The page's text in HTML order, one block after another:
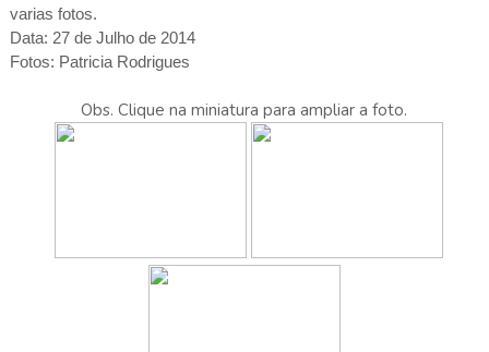
varias fotos.
Data: 27 de Julho de 2014
Fotos: Patricia Rodrigues
Obs. Clique na miniatura para ampliar a foto.